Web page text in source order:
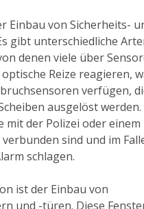
Einbau von Sicherheits-
gibt unterschiedliche
denen viele über
Reize reagieren,
verfügen,
ausgelöst
mit der Polizei oder einem
sind und im
schlagen.
ist der Einbau von
und -türen. Diese